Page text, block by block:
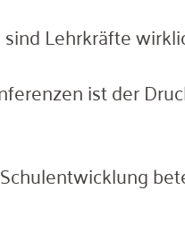
Lehrkräfte
ist der